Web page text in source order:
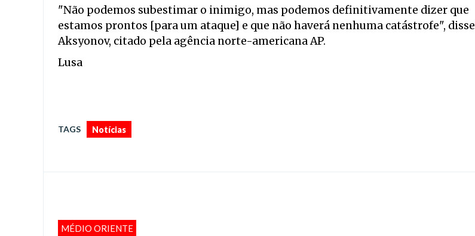
"Não podemos subestimar o inimigo, mas podemos definitivamente dizer que
estamos prontos [para um ataque] e que não haverá nenhuma catástrofe", disse
Aksyonov, citado pela agência norte-americana AP.
Lusa
TAGS Notícias
MÉDIO ORIENTE